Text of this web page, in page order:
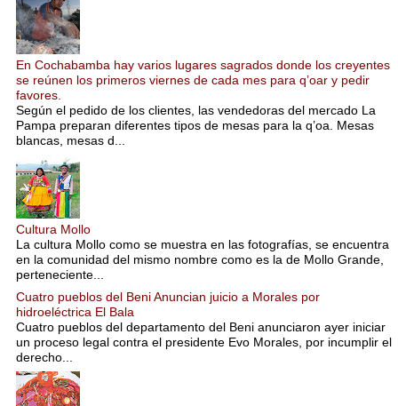
En Cochabamba hay varios lugares sagrados donde los creyentes
se reúnen los primeros viernes de cada mes para q’oar y pedir
favores.
Según el pedido de los clientes, las vendedoras del mercado La
Pampa preparan diferentes tipos de mesas para la q’oa. Mesas
blancas, mesas d...
Cultura Mollo
La cultura Mollo como se muestra en las fotografías, se encuentra
en la comunidad del mismo nombre como es la de Mollo Grande,
perteneciente...
Cuatro pueblos del Beni Anuncian juicio a Morales por
hidroeléctrica El Bala
Cuatro pueblos del departamento del Beni anunciaron ayer iniciar
un proceso legal contra el presidente Evo Morales, por incumplir el
derecho...